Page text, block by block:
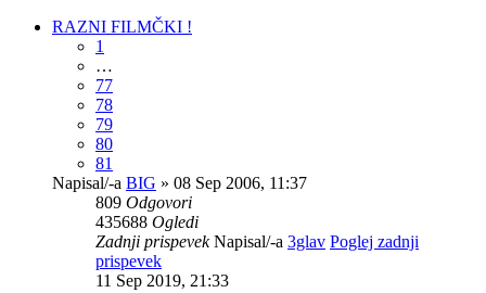
RAZNI FILMČKI !
1
…
77
78
79
80
81
Napisal/-a BIG » 08 Sep 2006, 11:37
809 Odgovori
435688 Ogledi
Zadnji prispevekNapisal/-a 3glav Poglej zadnji
prispevek
11 Sep 2019, 21:33